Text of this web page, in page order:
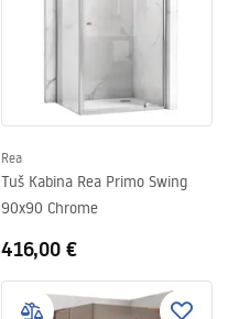
Rea
Tuš Kabina Rea Primo Swing
90x90 Chrome
416,00 €